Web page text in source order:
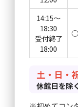
14:15～
18:30
受付終了
18:00
○
土・日・
休館日を除く